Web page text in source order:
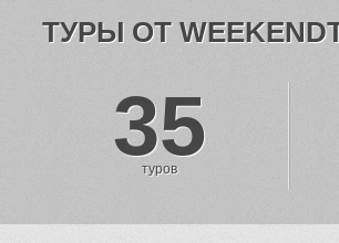
ТУРЫ ОТ
35
туров